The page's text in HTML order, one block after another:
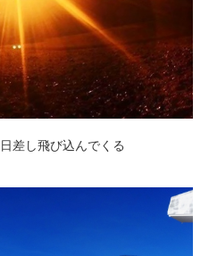
差し飛び込んでくる